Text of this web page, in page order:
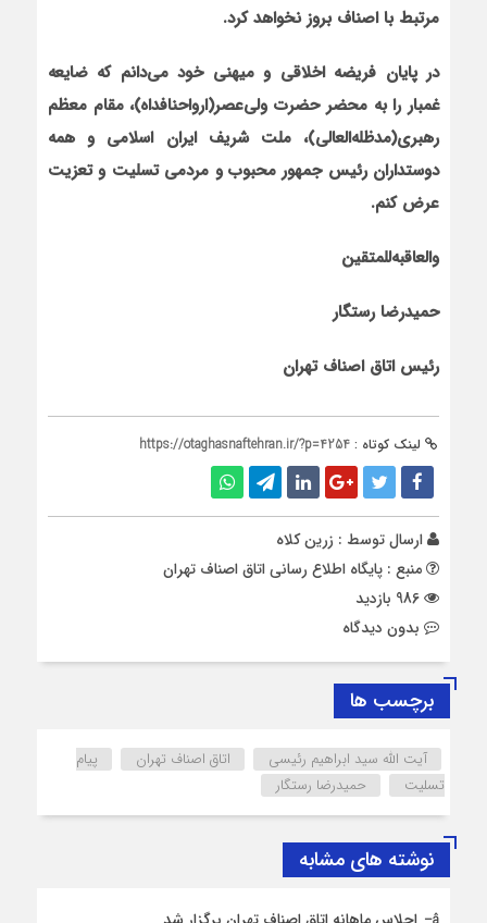
مرتبط با اصناف بروز نخواهد کرد.
در پایان فریضه اخلاقی و میهنی خود می‌دانم که ضایعه
غمبار را به محضر حضرت ولی‌عصر(ارواحنافداه)، مقام معظم
رهبری(مدظله‌العالی)، ملت شریف ایران اسلامی و همه
دوستداران رئیس جمهور محبوب و مردمی تسلیت و تعزیت
عرض کنم.
والعاقبه‌للمتقین
حمیدرضا رستگار
رئیس اتاق اصناف تهران
لینک کوتاه : https://otaghasnaftehran.ir/?p=4254
ارسال توسط : زرین کلاه
منبع : پایگاه اطلاع رسانی اتاق اصناف تهران
بدون دیدگاه
برچسب ها
آیت الله سید ابراهیم رئیسی اتاق اصناف تهران
پیام
تسلیت
حمیدرضا رستگار
نوشته های مشابه